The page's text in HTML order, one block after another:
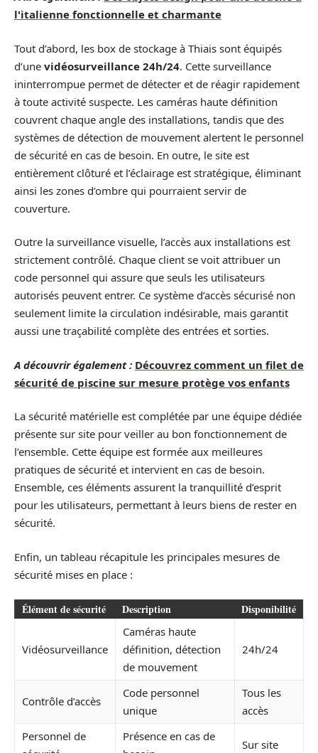
l'italienne fonctionnelle et charmante
Tout d’abord, les box de stockage à Thiais sont équipés
d’une vidéosurveillance 24h/24. Cette surveillance
ininterrompue permet de détecter et de réagir rapidement
à toute activité suspecte. Les caméras haute définition
couvrent chaque angle des installations, tandis que des
systèmes de détection de mouvement alertent le personnel
de sécurité en cas de besoin. En outre, le site est
entièrement clôturé et l’éclairage est stratégique, éliminant
ainsi les zones d’ombre qui pourraient servir de
couverture.
Outre la surveillance visuelle, l’accès aux installations est
strictement contrôlé. Chaque client se voit attribuer un
code personnel qui assure que seuls les utilisateurs
autorisés peuvent entrer. Ce système d’accès sécurisé non
seulement limite la circulation indésirable, mais garantit
aussi une traçabilité complète des entrées et sorties.
A découvrir également : Découvrez comment un filet de
sécurité de piscine sur mesure protège vos enfants
La sécurité matérielle est complétée par une équipe dédiée
présente sur site pour veiller au bon fonctionnement de
l’ensemble. Cette équipe est formée aux meilleures
pratiques de sécurité et intervient en cas de besoin.
Ensemble, ces éléments assurent la tranquillité d’esprit
pour les utilisateurs, permettant à leurs biens de rester en
sécurité.
Enfin, un tableau récapitule les principales mesures de
sécurité mises en place :
Élément de sécurité Description Disponibilité
Vidéosurveillance
Caméras haute
définition, détection
de mouvement
24h/24
Contrôle d’accès
Code personnel
unique
Tous les
accès
Personnel de
Présence en cas de
Sur site